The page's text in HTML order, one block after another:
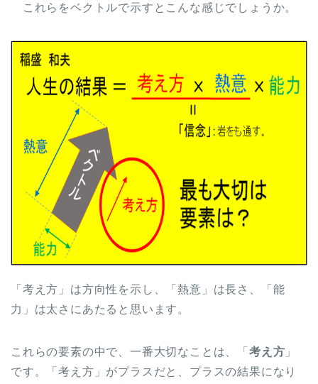
これらをベクトルで示すとこんな感じでしょうか。
「考え方」は方向性を示し、「熱意」は長さ、「能
力」は太さにあたると思います。
これらの要素の中で、一番大切なことは、「 考え方 」
です。「考え方」がプラスだと、プラスの結果になり